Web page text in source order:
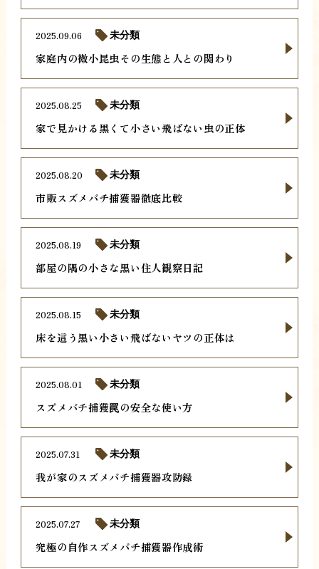
家庭内の微小昆虫その生態と人との関わり
2025.09.06 未分類
家で見かける黒くて小さい飛ばない虫の正体
2025.08.25 未分類
市販スズメバチ捕獲器徹底比較
2025.08.20 未分類
部屋の隅の小さな黒い住人観察日記
2025.08.19 未分類
床を這う黒い小さい飛ばないヤツの正体は
2025.08.15 未分類
スズメバチ捕獲罠の安全な使い方
2025.08.01 未分類
我が家のスズメバチ捕獲器攻防録
2025.07.31 未分類
究極の自作スズメバチ捕獲器作成術
2025.07.27 未分類